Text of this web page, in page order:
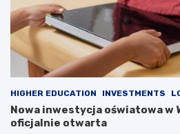
HIGHER EDUCATION INVESTMENTS
Nowa inwestycja oświatowa w
oficjalnie otwarta